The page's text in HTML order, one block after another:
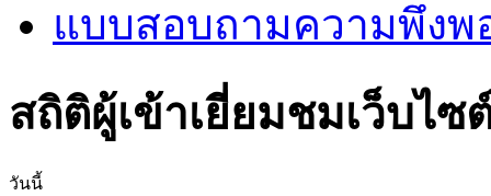
แบบสอบถามความพึงพ
สถิติผู้เข้าเยี่ยมชมเว็บไซ
วันนี้